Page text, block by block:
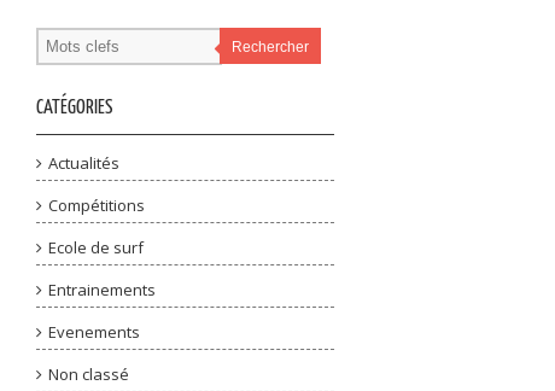
Rechercher
CATÉGORIES
Actualités
Compétitions
Ecole de surf
Entrainements
Evenements
Non classé